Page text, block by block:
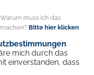
Warum muss ich das
machen? Bitte hier klicken
mich durch das
einverstanden, dass